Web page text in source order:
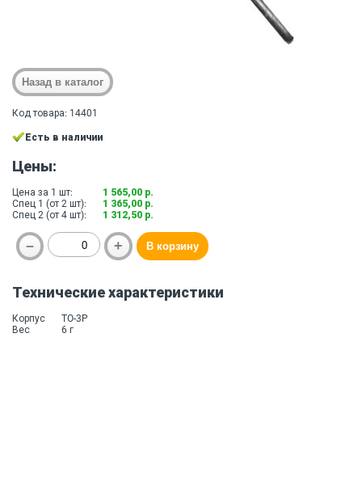
Код товара: 14401
Есть в наличии
Цены:
Цена за 1 шт:
1 565,00 р.
Спец 1 (от 2 шт):
1 365,00 р.
Спец 2 (от 4 шт):
1 312,50 р.
Технические характеристики
Корпус
TO-3P
Вес
6 г